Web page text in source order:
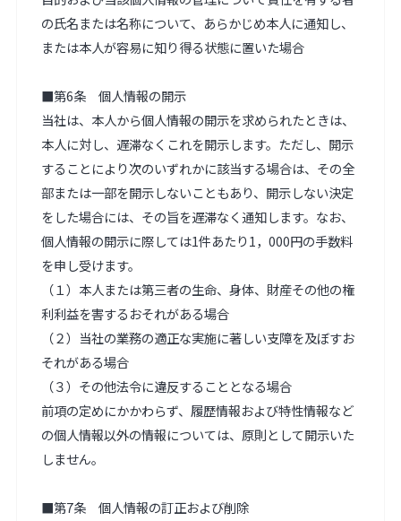
の氏名または名称について、あらかじめ本人に通知し、
または本人が容易に知り得る状態に置いた場合
■第6条　個人情報の開示
当社は、本人から個人情報の開示を求められたときは、
本人に対し、遅滞なくこれを開示します。ただし、開示
することにより次のいずれかに該当する場合は、その全
部または一部を開示しないこともあり、開示しない決定
をした場合には、その旨を遅滞なく通知します。なお、
個人情報の開示に際しては1件あたり1，000円の手数料
を申し受けます。
（１）本人または第三者の生命、身体、財産その他の権
利利益を害するおそれがある場合
（２）当社の業務の適正な実施に著しい支障を及ぼすお
それがある場合
（３）その他法令に違反することとなる場合
前項の定めにかかわらず、履歴情報および特性情報など
の個人情報以外の情報については、原則として開示いた
しません。
■第7条　個人情報の訂正および削除